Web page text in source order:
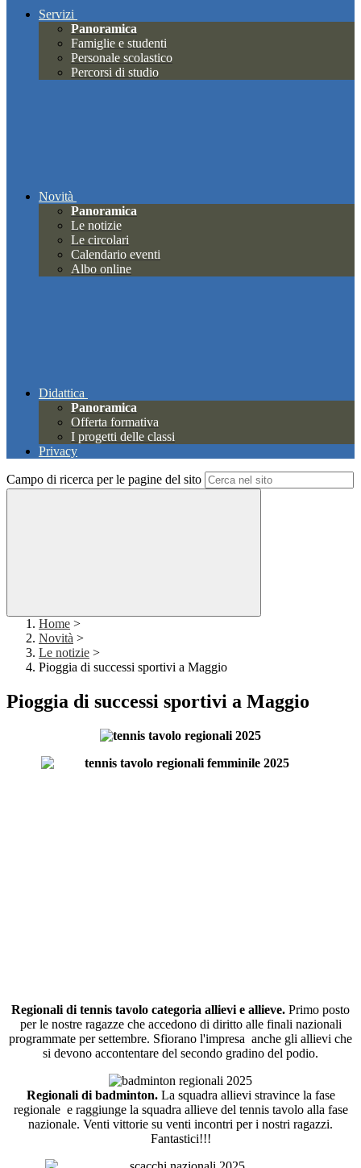
Servizi
Panoramica
Famiglie e studenti
Personale scolastico
Percorsi di studio
Novità
Panoramica
Le notizie
Le circolari
Calendario eventi
Albo online
Didattica
Panoramica
Offerta formativa
I progetti delle classi
Privacy
Campo di ricerca per le pagine del sito
Home >
Novità >
Le notizie >
Pioggia di successi sportivi a Maggio
Pioggia di successi sportivi a Maggio
Regionali di tennis tavolo categoria allievi e allieve. Primo posto
per le nostre ragazze che accedono di diritto alle finali nazionali
programmate per settembre. Sfiorano l'impresa anche gli allievi che
si devono accontentare del secondo gradino del podio.
Regionali di badminton. La squadra allievi stravince la fase
regionale e raggiunge la squadra allieve del tennis tavolo alla fase
nazionale. Venti vittorie su venti incontri per i nostri ragazzi.
Fantastici!!!